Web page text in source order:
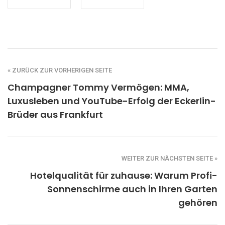
« ZURÜCK ZUR VORHERIGEN SEITE
Champagner Tommy Vermögen: MMA,
Luxusleben und YouTube-Erfolg der Eckerlin-
Brüder aus Frankfurt
WEITER ZUR NÄCHSTEN SEITE »
Hotelqualität für zuhause: Warum Profi-
Sonnenschirme auch in Ihren Garten
gehören